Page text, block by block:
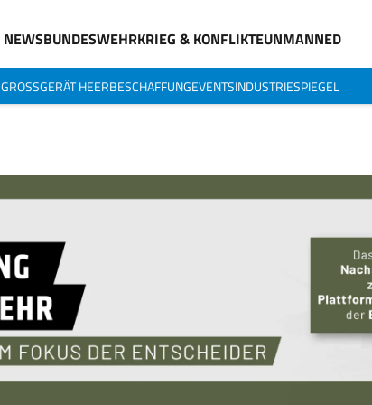
NEWSBUNDESWEHRKRIEG & KONFLIKTEUNMANNED
GROSSGERÄT HEERBESCHAFFUNGEVENTSINDUSTRIESPIEGEL